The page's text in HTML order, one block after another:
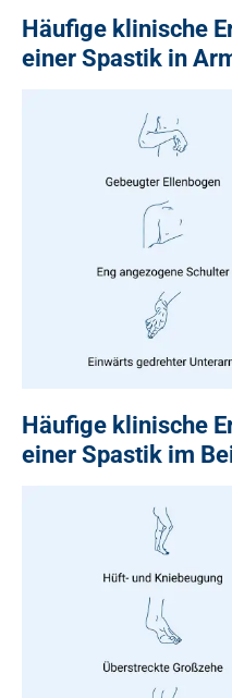
Häufige klinische
einer Spastik in
Häufige klinische
einer Spastik im